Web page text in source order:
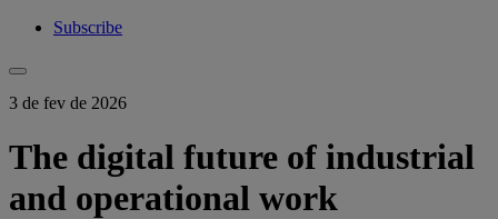
Subscribe
3 de fev de 2026
The digital future of industrial
and operational work